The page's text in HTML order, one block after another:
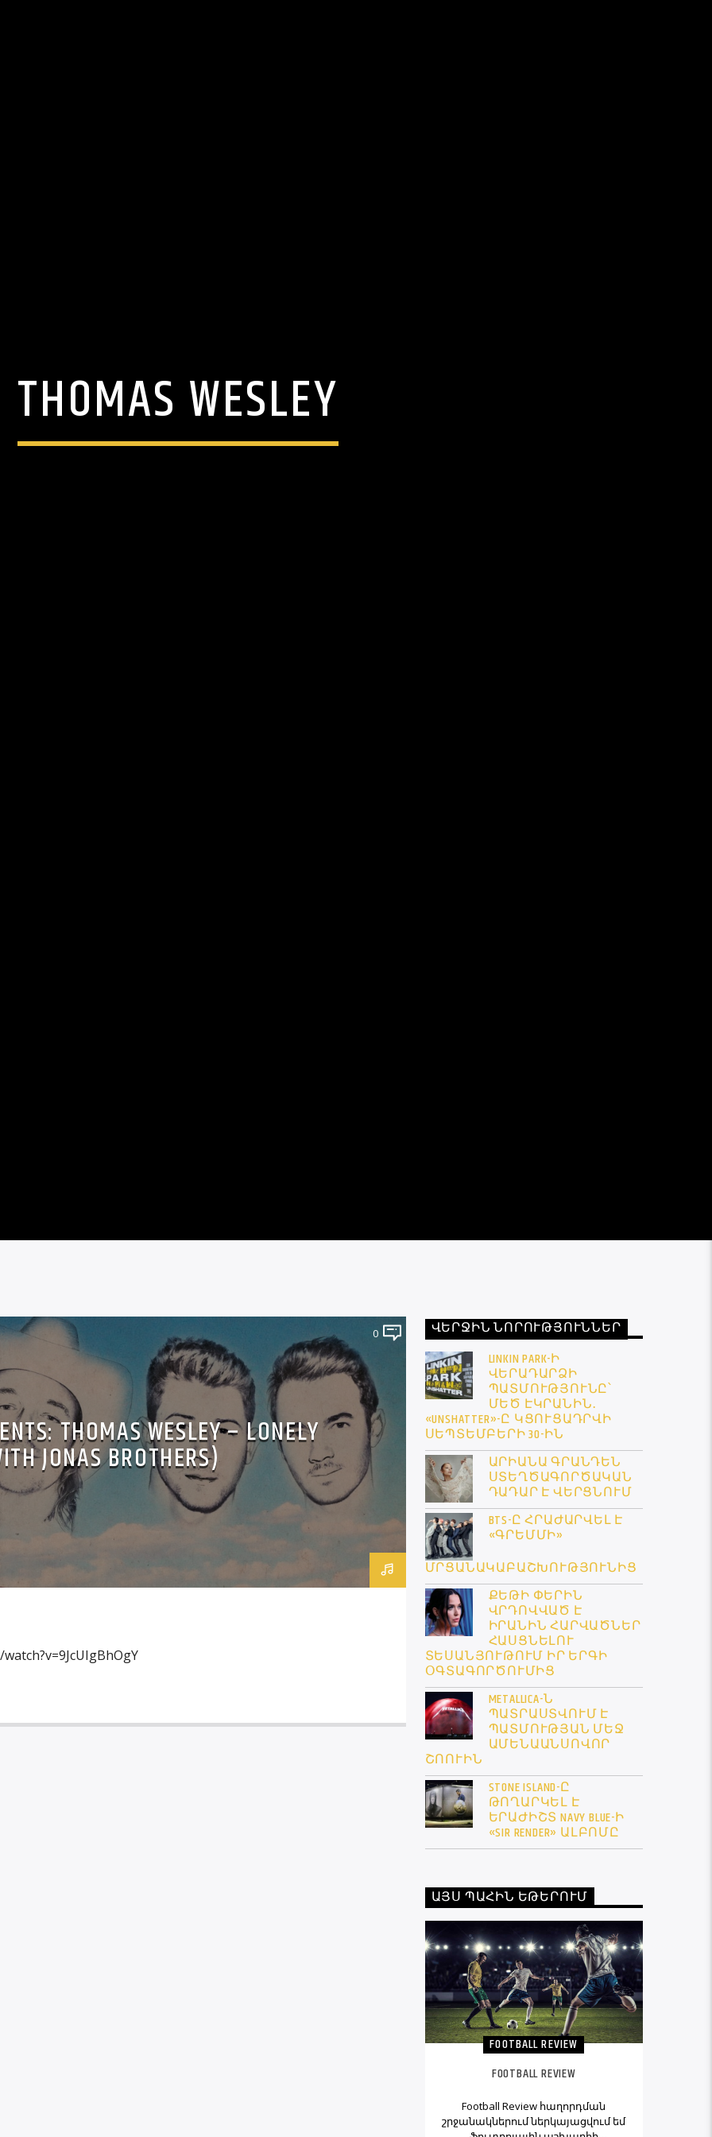
THOMAS WESLEY
0
THOMAS WESLEY – LONELY
JONAS BROTHERS)
ՎԵՐՋԻՆ ՆՈՐՈՒԹՅՈՒՆՆԵՐ
LINKIN PARK-Ի
ՎԵՐԱԴԱՐՁԻ
ՊԱՏՄՈՒԹՅՈՒՆԸ՝
ՄԵԾ ԷԿՐԱՆԻՆ․
«UNSHATTER»-Ը ԿՑՈՒՑԱԴՐՎԻ
ՍԵՊՏԵՄԲԵՐԻ 30-ԻՆ
ԱՐԻԱՆԱ ԳՐԱՆԴԵՆ
ՍՏԵՂԾԱԳՈՐԾԱԿԱՆ
ԴԱԴԱՐ Է ՎԵՐՑՆՈՒՄ
BTS-Ը ՀՐԱԺԱՐՎԵԼ Է
«ԳՐԵՄՄԻ»
ՄՐՑԱՆԱԿԱԲԱՇԽՈՒԹՅՈՒՆԻՑ
ՔԵԹԻ ՓԵՐԻՆ
ՎՐԴՈՎՎԱԾ Է
ԻՐԱՆԻՆ ՀԱՐՎԱԾՆԵՐ
ՀԱՍՑՆԵԼՈՒ
ՏԵՍԱՆՅՈՒԹՈՒՄ ԻՐ ԵՐԳԻ
ՕԳՏԱԳՈՐԾՈՒՄԻՑ
METALLICA-Ն
ՊԱՏՐԱՍՏՎՈՒՄ Է
ՊԱՏՄՈՒԹՅԱՆ ՄԵՋ
ԱՄԵՆԱԱՆՍՈՎՈՐ
ՇՈՈՒԻՆ
STONE ISLAND-Ը
ԹՈՂԱՐԿԵԼ Է
ԵՐԱԺԻՇՏ NAVY BLUE-Ի
«SIR RENDER» ԱԼԲՈՄԸ
ԱՅՍ ՊԱՀԻՆ ԵԹԵՐՈՒՄ
FOOTBALL REVIEW
FOOTBALL REVIEW
Football Review հաղորդման
շրջանակներում ներկայացվում եմ